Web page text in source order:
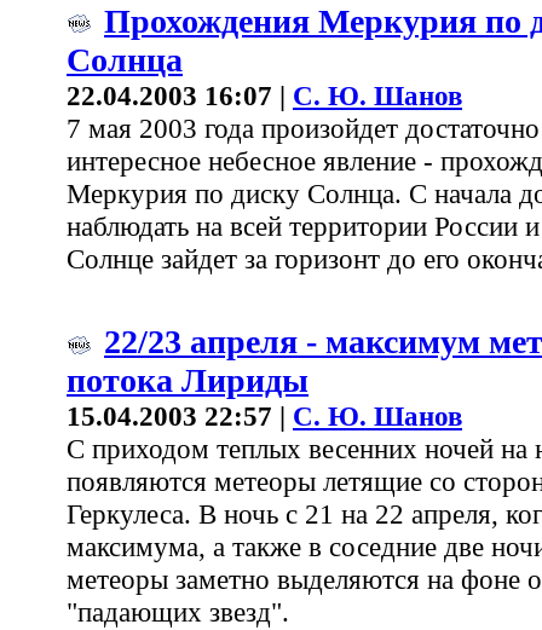
Прохождения Меркурия по
Солнца
22.04.2003 16:07 | С. Ю. Шанов
7 мая 2003 года произойдет
интересное небесное явление -
Меркурия по диску Солнца. С начала
наблюдать на всей территории России
Солнце зайдет за горизонт до его
22/23 апреля - максимум
потока Лириды
15.04.2003 22:57 | С. Ю. Шанов
С приходом теплых весенних ночей на
появляются метеоры летящие со
Геркулеса. В ночь с 21 на 22 апреля,
максимума, а также в соседние две
метеоры заметно выделяются на фоне
"падающих звезд".